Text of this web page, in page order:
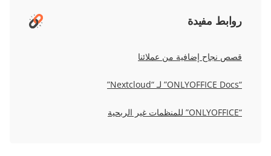
روابط مفيدة
قصص نجاح إضافية من عملائنا
“ONLYOFFICE Docs” لـ “Nextcloud”
“ONLYOFFICE” للمنظمات غير الربحية